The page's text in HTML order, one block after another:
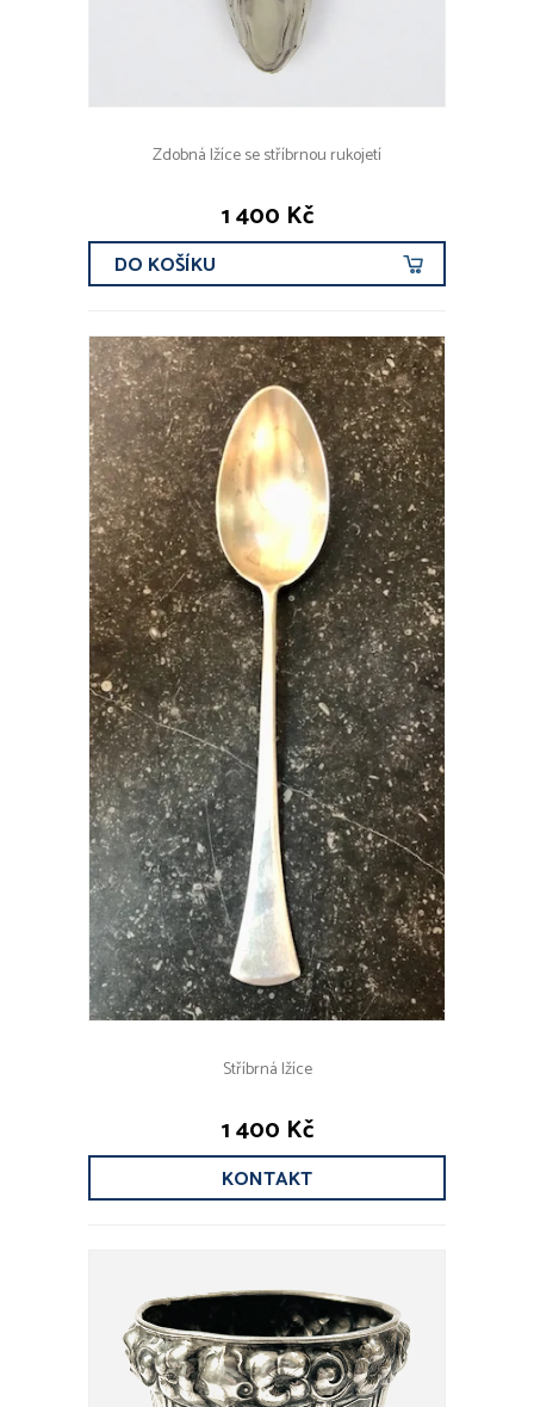
Zdobná lžíce se stříbrnou rukojetí
1 400 Kč
DO KOŠÍKU
Stříbrná lžíce
1 400 Kč
KONTAKT